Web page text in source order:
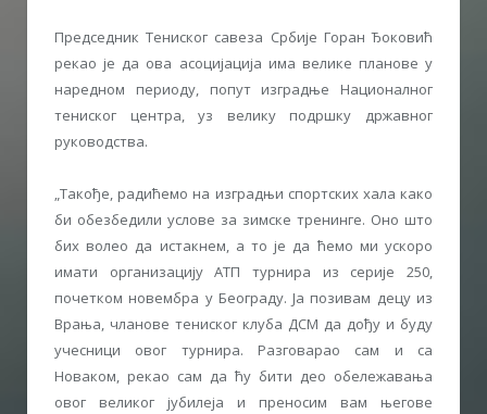
Председник Тениског савеза Србије Горан Ђоковић
рекао је да ова асоцијација има велике планове у
наредном периоду, попут изградње Националног
тениског центра, уз велику подршку државног
руководства.
„Такође, радићемо на изградњи спортских хала како
би обезбедили услове за зимске тренинге. Оно што
бих волео да истакнем, а то је да ћемо ми ускоро
имати организацију АТП турнира из серије 250,
почетком новембра у Београду. Ја позивам децу из
Врања, чланове тениског клуба ДСМ да дођу и буду
учесници овог турнира. Разговарао сам и са
Новаком, рекао сам да ћу бити део обележавања
овог великог јубилеја и преносим вам његове